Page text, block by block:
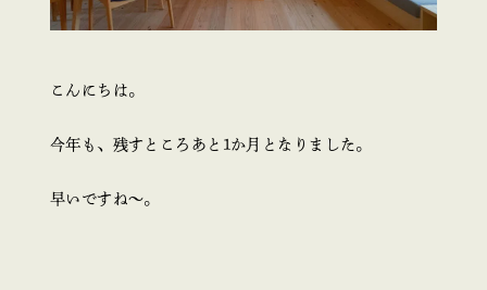
こんにちは。
今年も、残すところあと1か月となりました。
早いですね～。